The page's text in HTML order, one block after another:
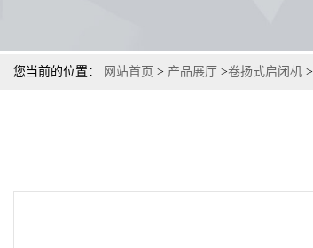
您当前的位置： 网站首页 > 产品展厅 >卷扬式启闭机 >